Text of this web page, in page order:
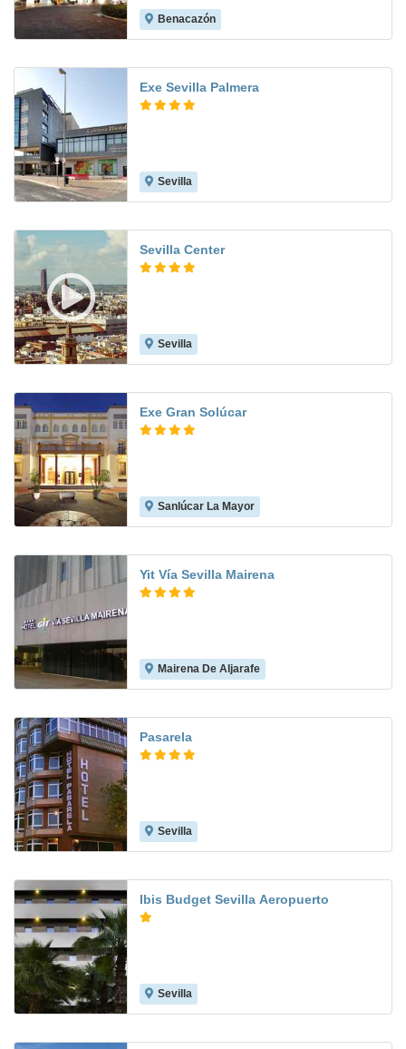
Benacazón
Exe Sevilla Palmera
Sevilla
Sevilla Center
Sevilla
Exe Gran Solúcar
Sanlúcar La Mayor
Yit Vía Sevilla Mairena
Mairena De Aljarafe
Pasarela
Sevilla
Ibis Budget Sevilla Aeropuerto
Sevilla